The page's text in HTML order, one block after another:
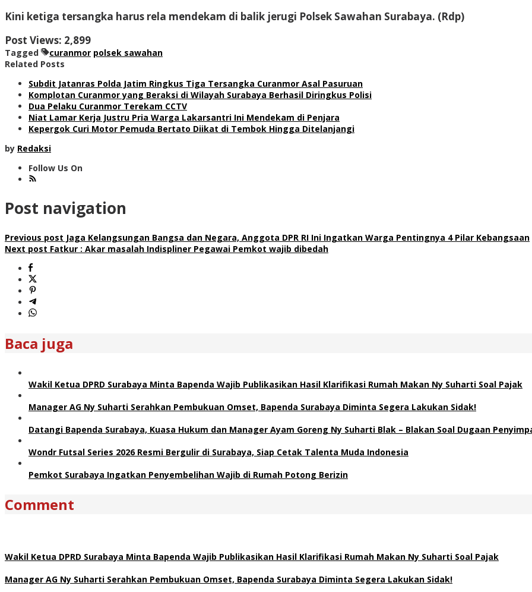
Kini ketiga tersangka harus rela mendekam di balik jerugi Polsek Sawahan Surabaya. (Rdp)
Post Views: 2,899
Tagged curanmor polsek sawahan
Related Posts
Subdit Jatanras Polda Jatim Ringkus Tiga Tersangka Curanmor Asal Pasuruan
Komplotan Curanmor yang Beraksi di Wilayah Surabaya Berhasil Diringkus Polisi
Dua Pelaku Curanmor Terekam CCTV
Niat Lamar Kerja Justru Pria Warga Lakarsantri Ini Mendekam di Penjara
Kepergok Curi Motor Pemuda Bertato Diikat di Tembok Hingga Ditelanjangi
by Redaksi
Follow Us On
Post navigation
Previous post Jaga Kelangsungan Bangsa dan Negara, Anggota DPR RI Ini Ingatkan Warga Pentingnya 4 Pilar Kebangsaan
Next post Fatkur : Akar masalah Indispliner Pegawai Pemkot wajib dibedah
Baca juga
Wakil Ketua DPRD Surabaya Minta Bapenda Wajib Publikasikan Hasil Klarifikasi Rumah Makan Ny Suharti Soal Pajak
Manager AG Ny Suharti Serahkan Pembukuan Omset, Bapenda Surabaya Diminta Segera Lakukan Sidak!
Datangi Bapenda Surabaya, Kuasa Hukum dan Manager Ayam Goreng Ny Suharti Blak – Blakan Soal Dugaan
Wondr Futsal Series 2026 Resmi Bergulir di Surabaya, Siap Cetak Talenta Muda Indonesia
Pemkot Surabaya Ingatkan Penyembelihan Wajib di Rumah Potong Berizin
Comment
Wakil Ketua DPRD Surabaya Minta Bapenda Wajib Publikasikan Hasil Klarifikasi Rumah Makan Ny Suharti Soal Pajak
Manager AG Ny Suharti Serahkan Pembukuan Omset, Bapenda Surabaya Diminta Segera Lakukan Sidak!